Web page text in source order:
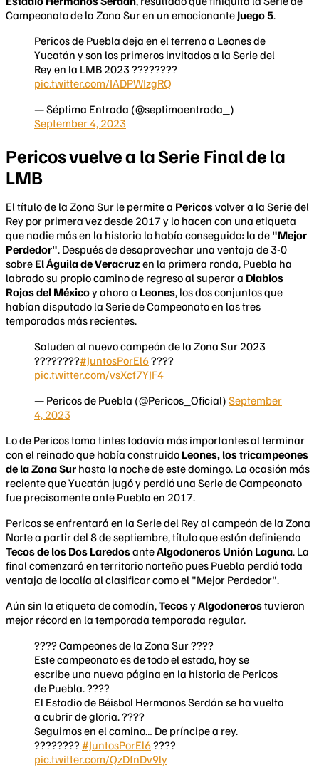
Campeonato de la Zona Sur en un emocionante Juego 5.
Pericos de Puebla deja en el terreno a Leones de
Yucatán y son los primeros invitados a la Serie del
Rey en la LMB 2023 ????????
pic.twitter.com/IADPWIzgRQ
— Séptima Entrada (@septimaentrada_)
September 4, 2023
Pericos vuelve a la Serie Final de la
LMB
El título de la Zona Sur le permite a Pericosvolver a la Serie del
Rey por primera vez desde 2017 y lo hacen con una etiqueta
que nadie más en la historia lo había conseguido: la de "Mejor
Perdedor". Después de desaprovechar una ventaja de 3-0
sobre El Águila de Veracruzen la primera ronda, Puebla ha
labrado su propio camino de regreso al superar a Diablos
Rojos del Méxicoy ahora a Leones, los dos conjuntos que
habían disputado la Serie de Campeonato en las tres
temporadas más recientes.
Saluden al nuevo campeón de la Zona Sur 2023
????????#JuntosPorEl6????
pic.twitter.com/vsXcf7YJF4
— Pericos de Puebla (@Pericos_Oficial) September
4, 2023
Lo de Pericos toma tintes todavía más importantes al terminar
con el reinado que había construido Leones, los tricampeones
de la Zona Sur hasta la noche de este domingo. La ocasión más
reciente que Yucatán jugó y perdió una Serie de Campeonato
fue precisamente ante Puebla en 2017.
Pericos se enfrentará en la Serie del Rey al campeón de la Zona
Norte a partir del 8 de septiembre, título que están definiendo
Tecos de los Dos LaredosanteAlgodoneros Unión Laguna. La
final comenzará en territorio norteño pues Puebla perdió toda
ventaja de localía al clasificar como el "Mejor Perdedor".
Aún sin la etiqueta de comodín,TecosyAlgodonerostuvieron
mejor récord en la temporada temporada regular.
???? Campeones de la Zona Sur ????
Este campeonato es de todo el estado, hoy se
escribe una nueva página en la historia de Pericos
de Puebla. ????
El Estadio de Béisbol Hermanos Serdán se ha vuelto
a cubrir de gloria. ????️
Seguimos en el camino… De príncipe a rey.
???????? #JuntosPorEl6????
pic.twitter.com/QzDfnDv9ly